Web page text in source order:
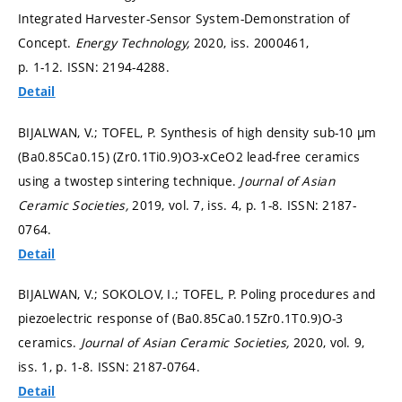
Integrated Harvester-Sensor System-Demonstration of
Concept. Energy Technology, 2020, iss. 2000461,
p. 1-12. ISSN: 2194-4288.
Detail
BIJALWAN, V.; TOFEL, P. Synthesis of high density sub-10 µm
(Ba0.85Ca0.15) (Zr0.1Ti0.9)O3-xCeO2 lead-free ceramics
using a twostep sintering technique. Journal of Asian
Ceramic Societies, 2019, vol. 7, iss. 4, p. 1-8. ISSN: 2187-
0764.
Detail
BIJALWAN, V.; SOKOLOV, I.; TOFEL, P. Poling procedures and
piezoelectric response of (Ba0.85Ca0.15Zr0.1T0.9)O-3
ceramics. Journal of Asian Ceramic Societies, 2020, vol. 9,
iss. 1, p. 1-8. ISSN: 2187-0764.
Detail